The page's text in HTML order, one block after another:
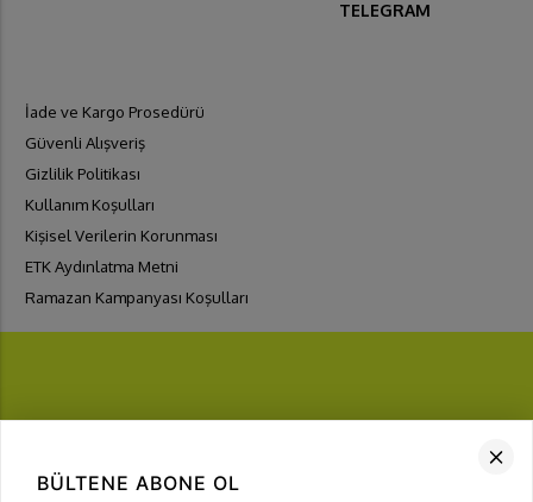
TELEGRAM
İade ve Kargo Prosedürü
Güvenli Alışveriş
Gizlilik Politikası
Kullanım Koşulları
Kişisel Verilerin Korunması
ETK Aydınlatma Metni
Ramazan Kampanyası Koşulları
FIRSATLARI YAKALA
BÜLTENE ABONE OL